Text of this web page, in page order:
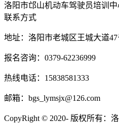
洛阳市邙山机动车驾驶员培训
联系方式
地址：洛阳市老城区王城大道47
报名咨询：0379-62236999
热线电话：15838581333
邮箱：bgs_lymsjx@126.com
CopyRight © 2020- 版权所有：